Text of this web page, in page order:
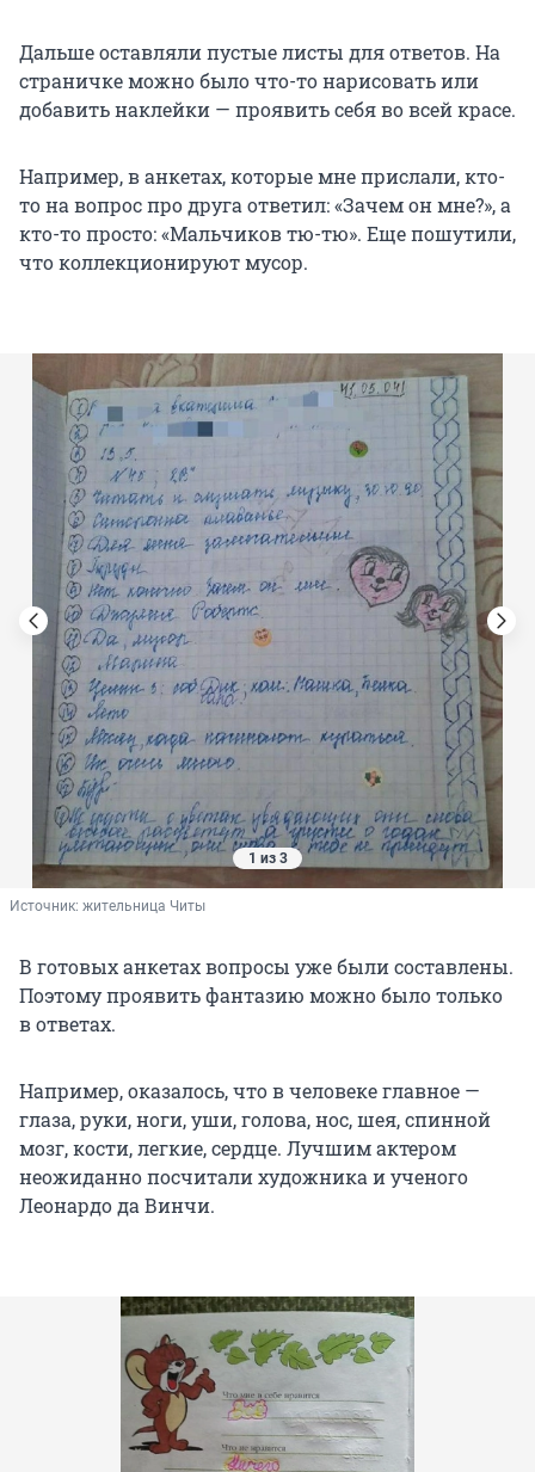
Дальше оставляли пустые листы для ответов. На
страничке можно было что-то нарисовать или
добавить наклейки — проявить себя во всей красе.
Например, в анкетах, которые мне прислали, кто-
то на вопрос про друга ответил: «Зачем он мне?», а
кто-то просто: «Мальчиков тю-тю». Еще пошутили,
что коллекционируют мусор.
1 из 3
Источник: жительница Читы
В готовых анкетах вопросы уже были составлены.
Поэтому проявить фантазию можно было только
в ответах.
Например, оказалось, что в человеке главное —
глаза, руки, ноги, уши, голова, нос, шея, спинной
мозг, кости, легкие, сердце. Лучшим актером
неожиданно посчитали художника и ученого
Леонардо да Винчи.